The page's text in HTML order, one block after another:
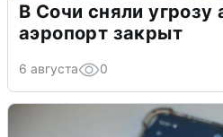
В Сочи сняли угрозу
аэропорт закрыт
6 августа 0